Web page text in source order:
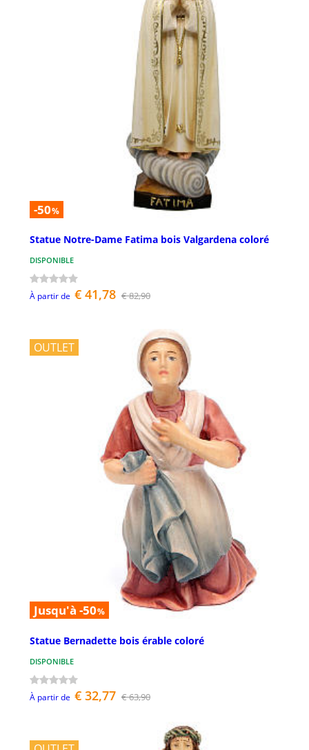
-50%
Statue Notre-Dame Fatima bois Valgardena coloré
DISPONIBLE
À partir de € 41,78 € 82,90
OUTLET
Jusqu'à -50%
Statue Bernadette bois érable coloré
DISPONIBLE
À partir de € 32,77 € 63,90